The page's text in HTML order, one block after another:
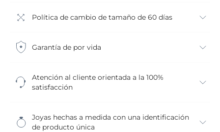
Política de cambio de tamaño de 60 días
Garantía de por vida
Atención al cliente orientada a la 100%
satisfacción
Joyas hechas a medida con una identificación
de producto única